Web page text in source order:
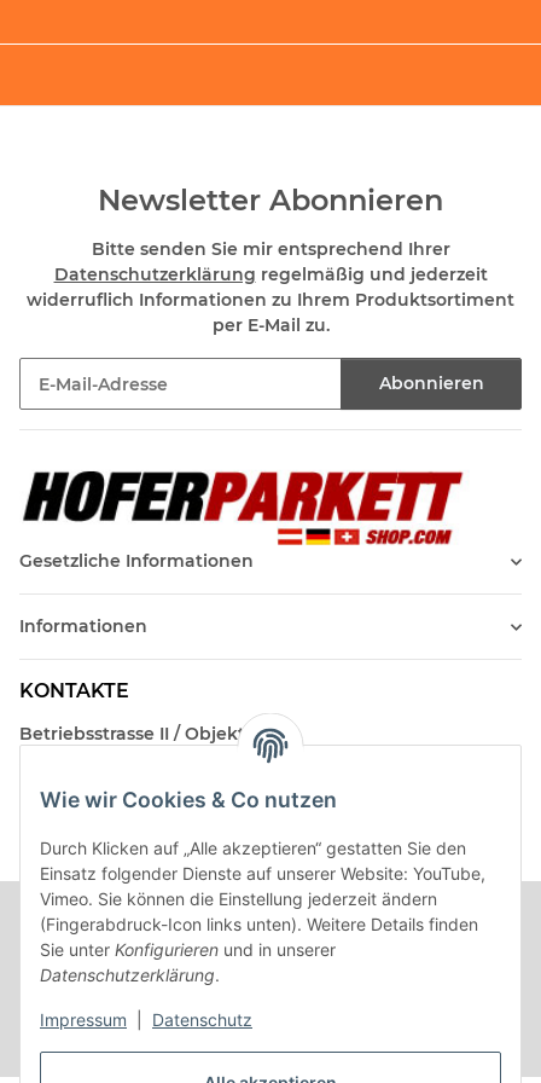
Wie wir Cookies & Co nutzen
Durch Klicken auf „Alle akzeptieren“ gestatten Sie den
Einsatz folgender Dienste auf unserer Website: YouTube,
Vimeo. Sie können die Einstellung jederzeit ändern
(Fingerabdruck-Icon links unten). Weitere Details finden
Sie unter Konfigurieren und in unserer
Datenschutzerklärung.
Impressum Datenschutz
Newsletter Abonnieren
Bitte senden Sie mir entsprechend Ihrer
Datenschutzerklärung regelmäßig und jederzeit
widerruflich Informationen zu Ihrem Produktsortiment
per E-Mail zu.
Abonnieren
Gesetzliche Informationen
Informationen
KONTAKTE
Betriebsstrasse II / Objekt 17
Kontakt